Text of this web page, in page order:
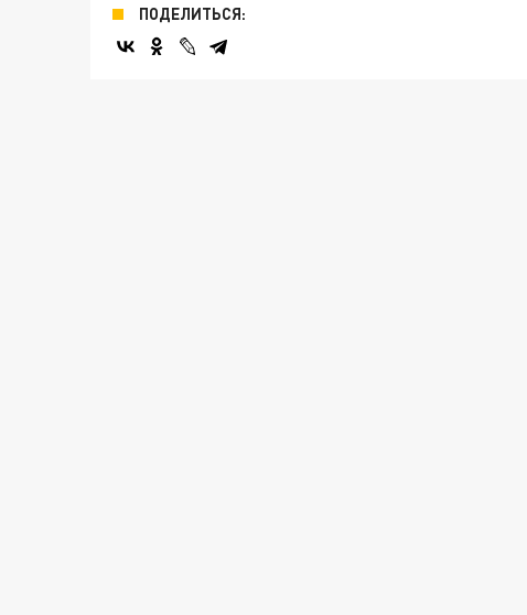
ПОДЕЛИТЬСЯ: